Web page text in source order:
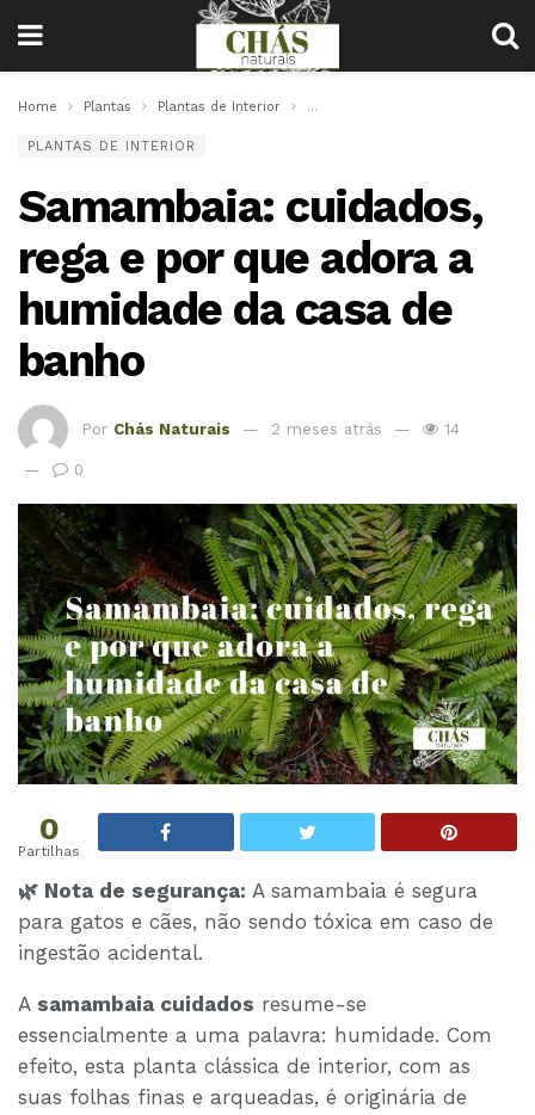
Home Plantas Plantas de Interior Samambaia: cuidados, rega e
PLANTAS DE INTERIOR
Samambaia: cuidados,
rega e por que adora a
humidade da casa de
banho
Por Chás Naturais 2 meses atrás 14
0
0
Partilhas
🌿 Nota de segurança: A samambaia é segura
para gatos e cães, não sendo tóxica em caso de
ingestão acidental.
A samambaia cuidados resume-se
essencialmente a uma palavra: humidade. Com
efeito, esta planta clássica de interior, com as
suas folhas finas e arqueadas, é originária de